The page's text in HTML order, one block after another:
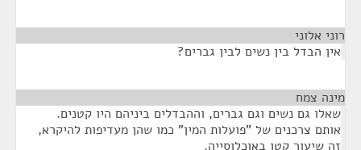
רוני אלוני
אין הבדל בין נשים לבין גברים?
מינה צמח
שאלו גם נשים וגם גברים, וההבדלים ביניהם היו קטנים.
אותם צרכנים של "פועלות המין" כמו שהן מעדיפות להיקרא,
זה שיעור קטן באוכלוסייה.